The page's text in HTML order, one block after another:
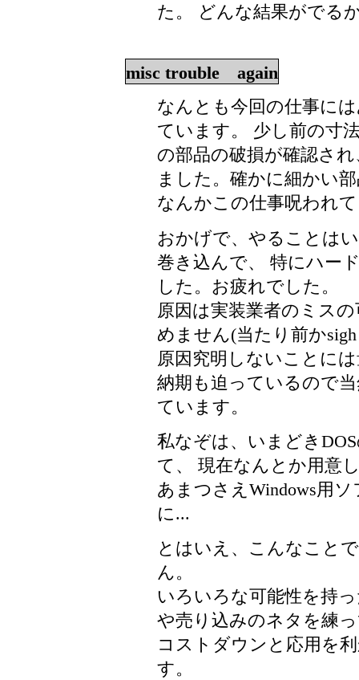
た。 どんな結果がでる
misc trouble again
なんとも今回の仕事に
ています。 少し前の寸
の部品の破損が確認さ
ました。確かに細かい
なんかこの仕事呪われ
おかげで、やることは
巻き込んで、 特にハー
した。お疲れでした。
原因は実装業者のミス
めません(当たり前かsigh
原因究明しないことに
納期も迫っているので
ています。
私なぞは、いまどき
て、 現在なんとか用意
あまつさえWindows用
に...
とはいえ、こんなこと
ん。
いろいろな可能性を持
や売り込みのネタを練
コストダウンと応用を
す。